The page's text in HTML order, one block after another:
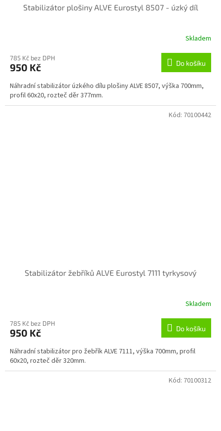
Stabilizátor plošiny ALVE Eurostyl 8507 - úzký díl
Skladem
785 Kč bez DPH
950 Kč Do košíku
Náhradní stabilizátor úzkého dílu plošiny ALVE 8507, výška 700mm,
profil 60x20, rozteč děr 377mm.
Stabilizátor žebříků ALVE Eurostyl 7111 tyrkysový
Skladem
785 Kč bez DPH
950 Kč Do košíku
Náhradní stabilizátor pro žebřík ALVE 7111, výška 700mm, profil
60x20, rozteč děr 320mm.
Kód: 70100442
Kód: 70100312